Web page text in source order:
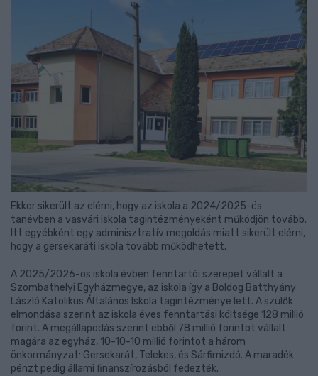
Ekkor sikerült az elérni, hogy az iskola a 2024/2025-ös
tanévben a vasvári iskola tagintézményeként működjön tovább.
Itt egyébként egy adminisztratív megoldás miatt sikerült elérni,
hogy a gersekaráti iskola tovább működhetett.
A 2025/2026-os iskola évben fenntartói szerepet vállalt a
Szombathelyi Egyházmegye, az iskola így a Boldog Batthyány
László Katolikus Általános Iskola tagintézménye lett. A szülők
elmondása szerint az iskola éves fenntartási költsége 128 millió
forint. A megállapodás szerint ebből 78 millió forintot vállalt
magára az egyház, 10-10-10 millió forintot a három
önkormányzat: Gersekarát, Telekes, és Sárfimizdó. A maradék
pénzt pedig állami finanszírozásból fedezték.